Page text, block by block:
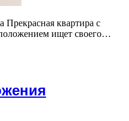
Прекрасная квартира с
ищет своего…